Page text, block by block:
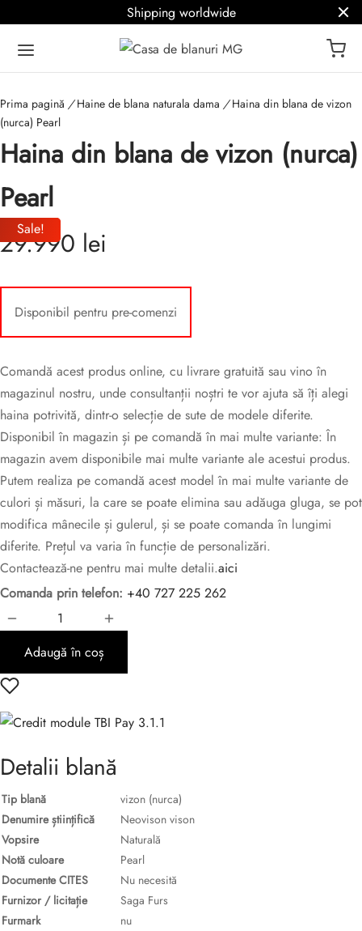
Shipping worldwide
Prima pagină / Haine de blana naturala dama /Haina din blana de vizon
(nurca) Pearl
Haina din blana de vizon (nurca)
Pearl
29.990 lei
Disponibil pentru pre-comenzi
Comandă acest produs online, cu livrare gratuită sau vino în
magazinul nostru, unde consultanții noștri te vor ajuta să îți alegi
haina potrivită, dintr-o selecție de sute de modele diferite.
Disponibil în magazin și pe comandă în mai multe variante: În
magazin avem disponibile mai multe variante ale acestui produs.
Putem realiza pe comandă acest model în mai multe variante de
culori și măsuri, la care se poate elimina sau adăuga gluga, se pot
modifica mânecile și gulerul, și se poate comanda în lungimi
diferite. Prețul va varia în funcție de personalizări.
Contactează-ne pentru mai multe detalii.aici
Comanda prin telefon: +40 727 225 262
Adaugă în coș
Detalii blană
Tip blană
vizon (nurca)
Denumire științifică
Neovison vison
Vopsire
Naturală
Notă culoare
Pearl
Documente CITES
Nu necesită
Furnizor / licitație
Saga Furs
Furmark
nu
Sale!
Sale!